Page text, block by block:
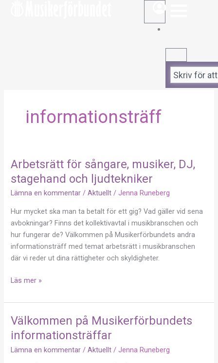
Sök
informationsträff
Arbetsrätt för sångare, musiker, DJ,
stagehand och ljudtekniker
Lämna en kommentar /Aktuellt /Jenna Runeberg
Hur mycket ska man ta betalt för ett gig? Vad gäller vid sena
avbokningar? Finns det kollektivavtal i musikbranschen och
hur fungerar de? Välkommen på Musikerförbundets andra
informationsträff med temat arbetsrätt i musikbranschen
där vi reder ut dina rättigheter och skyldigheter.
Arbetsrätt
för
sångare,
musiker,
DJ,
stagehand
och
ljudtekniker
Läs mer »
Välkommen på Musikerförbundets
informationsträffar
Lämna en kommentar /Aktuellt /Jenna Runeberg
Välkommen
på
Musikerförbundets
informationsträffar